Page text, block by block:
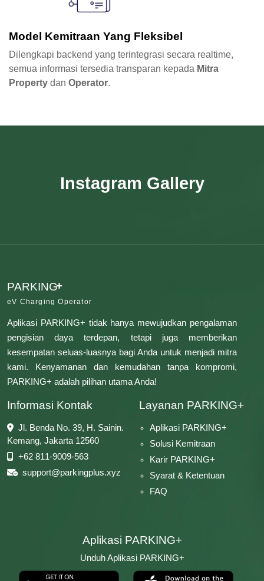
Model Kemitraan Yang Fleksibel
Dilengkapi backend yang terintegrasi secara realtime,
semua informasi tersedia transparan kepada Mitra
Property dan Operator.
Instagram Gallery
PARKING+
eV Charging Operator
Aplikasi PARKING+ tidak hanya mewujudkan pengalaman
pengisian daya terdepan, tetapi juga memberikan
kesempatan seluas-luasnya bagi Anda untuk menjadi mitra
kami. Kenyamanan dan kemudahan tanpa kompromi,
PARKING+ adalah pilihan utama Anda!
Informasi Kontak
Jl. Benda No. 39, H. Sainin.
Kemang, Jakarta 12560
+62 811-9009-563
support@parkingplus.xyz
Layanan PARKING+
Aplikasi PARKING+
Solusi Kemitraan
Karir PARKING+
Syarat & Ketentuan
FAQ
Aplikasi PARKING+
Unduh Aplikasi PARKING+